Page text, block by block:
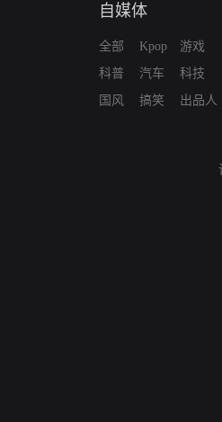
自媒体
全部
科普
国风
Kpop
汽车
搞笑
游戏
科技
出品人